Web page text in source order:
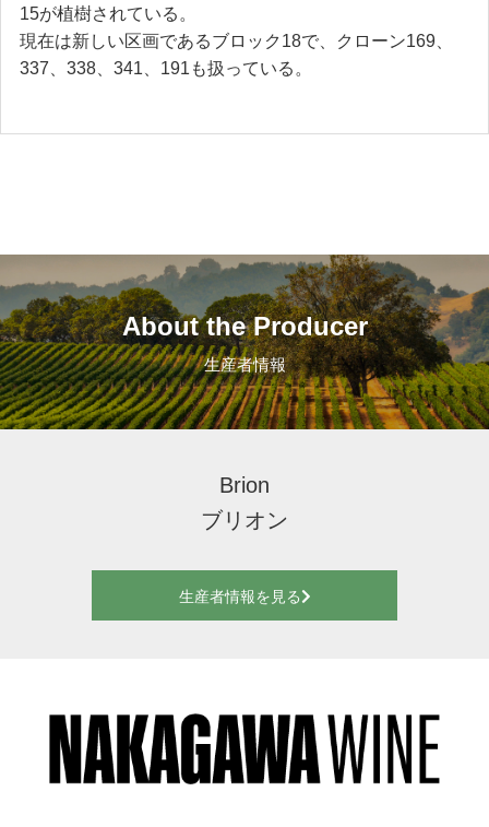
15が植樹されている。
現在は新しい区画であるブロック18で、クローン169、
337、338、341、191も扱っている。
About the Producer
生産者情報
Brion
ブリオン
生産者情報を見る